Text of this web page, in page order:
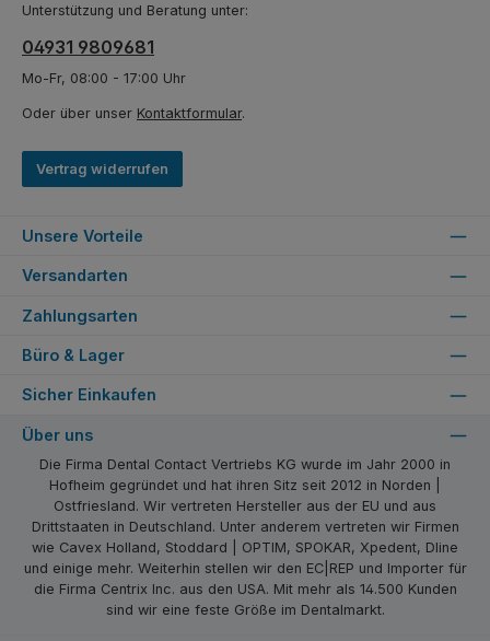
Unterstützung und Beratung unter:
04931 9809681
Mo-Fr, 08:00 - 17:00 Uhr
Oder über unser Kontaktformular.
Vertrag widerrufen
Unsere Vorteile
Versandarten
Zahlungsarten
Büro & Lager
Sicher Einkaufen
Über uns
Die Firma Dental Contact Vertriebs KG wurde im Jahr 2000 in
Hofheim gegründet und hat ihren Sitz seit 2012 in Norden |
Ostfriesland. Wir vertreten Hersteller aus der EU und aus
Drittstaaten in Deutschland. Unter anderem vertreten wir Firmen
wie Cavex Holland, Stoddard | OPTIM, SPOKAR, Xpedent, Dline
und einige mehr. Weiterhin stellen wir den EC|REP und Importer für
die Firma Centrix Inc. aus den USA. Mit mehr als 14.500 Kunden
sind wir eine feste Größe im Dentalmarkt.